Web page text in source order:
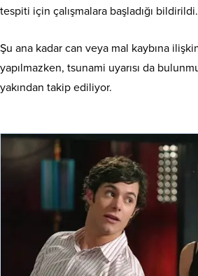
tespiti için çalışmalara başladığı bildirildi.
Şu ana kadar can veya mal kaybına
yapılmazken, tsunami uyarısı da
yakından takip ediliyor.